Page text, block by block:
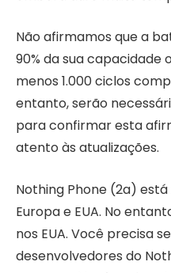
Não afirmamos que a
90% da sua capacidade
menos 1.000 ciclos
entanto, serão
para confirmar esta
atento às atualizações.
Nothing Phone (2a)
Europa e EUA. No
nos EUA. Você precisa
desenvolvedores do